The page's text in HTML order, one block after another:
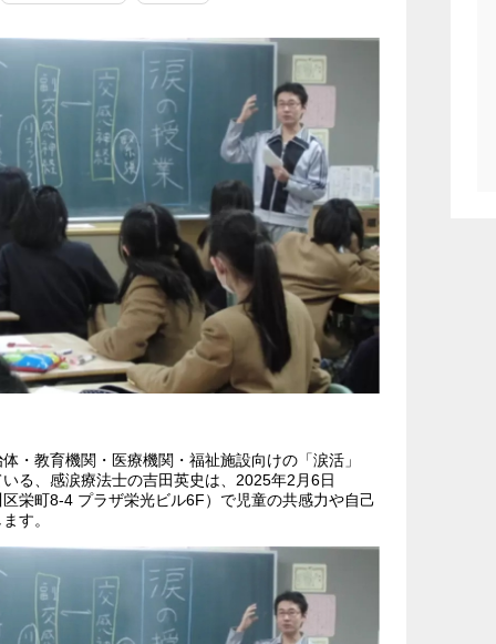
・教育機関・医療機関・福祉施設向けの「涙活」
る、感涙療法士の吉田英史は、2025年2月6日
栄町8-4 プラザ栄光ビル6F）で児童の共感力や自己
す。